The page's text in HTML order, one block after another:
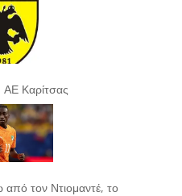
Καρίτσας
τον Ντιομαντέ, το